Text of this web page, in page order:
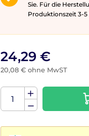
Sie. Für die
Produktionszeit 3-5
24,29 €
20,08 € ohne MwST